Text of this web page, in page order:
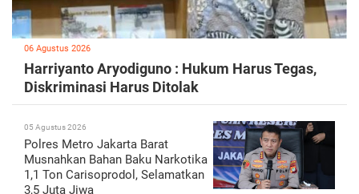
06 Agustus 2026
Harriyanto Aryodiguno : Hukum Harus Tegas,
Diskriminasi Harus Ditolak
05 Agustus 2026
Polres Metro Jakarta Barat
Musnahkan Bahan Baku Narkotika
1,1 Ton Carisoprodol, Selamatkan
3,5 Juta Jiwa